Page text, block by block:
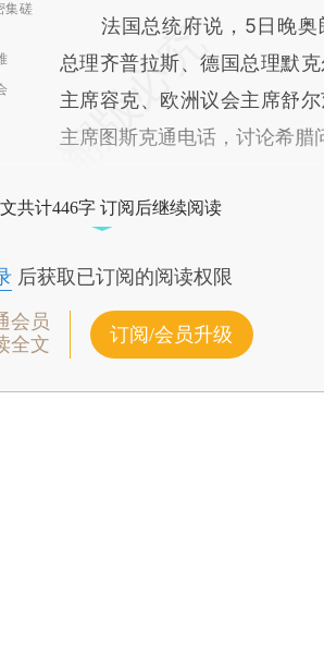
集磋
法国总统府说，5日晚奥
总理齐普拉斯、德国总理默
主席容克、欧洲议会主席舒
主席图斯克通电话，讨论希腊
共计446字 订阅后继续阅读
后获取已订阅的阅读权限
会员
全文
订阅/会员升级